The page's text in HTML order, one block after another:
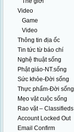
Video
Game
Video
Thông tin địa ốc
Tin tức từ báo chí
Nghệ thuật sống
Phật giáo-NT.sống
Sức khỏe-Đời sống
Thực phẩm-Đời sống
Mẹo vặt cuộc sống
Rao vặt – Classifieds
Account Locked Out
Email Confirm